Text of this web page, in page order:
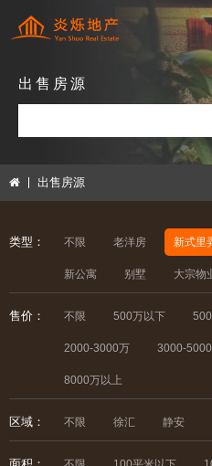
出售房源
出售房源
类型： 不限 老洋房 新式里
新公寓 别墅 大宗物
售价： 不限 500万以下
2000-3000万 3000-
8000万以上
区域： 不限 徐汇 静安